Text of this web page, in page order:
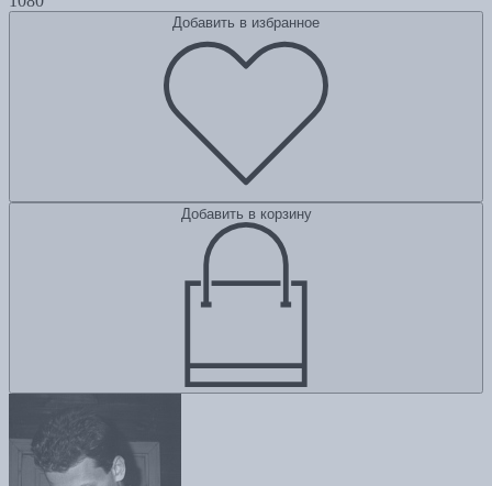
Добавить в избранное
Добавить в корзину